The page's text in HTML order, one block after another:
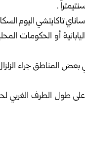
تاكايتشي اليوم
أو الحكومات
المناطق جراء
طول الطرف الغربي